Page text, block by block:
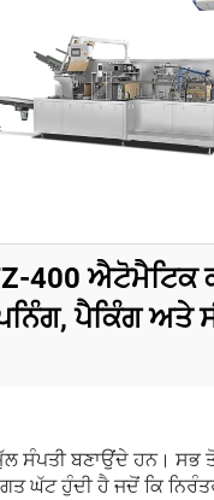
400 ਐਟੋਮੈਟਿਕ
ਪੈਕਿੰਗ ਅਤੇ
ਬਣਾਉਂਦੇ ਹਨ। ਸਭ
ਘੱਟ ਹੁੰਦੀ ਹੈ ਜਦੋਂ ਕਿ